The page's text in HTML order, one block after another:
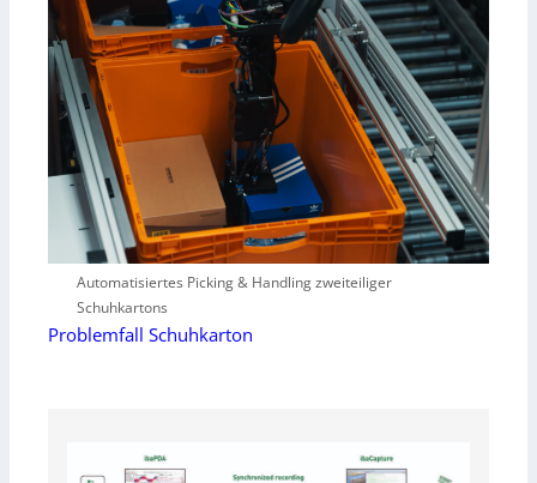
Automatisiertes Picking & Handling zweiteiliger
Schuhkartons
Problemfall Schuhkarton